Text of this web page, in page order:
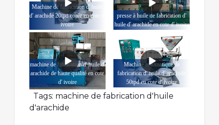
Machine de fabrication d' huile
d' arachide 20tpd corée en cote d'
ivoire
presse à huile de fabrication d'
huile d' arachide en cote d' ivoire
machine de fabrication d' huile d'
arachide de haute qualité en cote
d' ivoire
Machine automatique de
fabrication d' huile d' arachide
50tpd en cote d' ivoire
Tags: machine de fabrication d'huile
d'arachide